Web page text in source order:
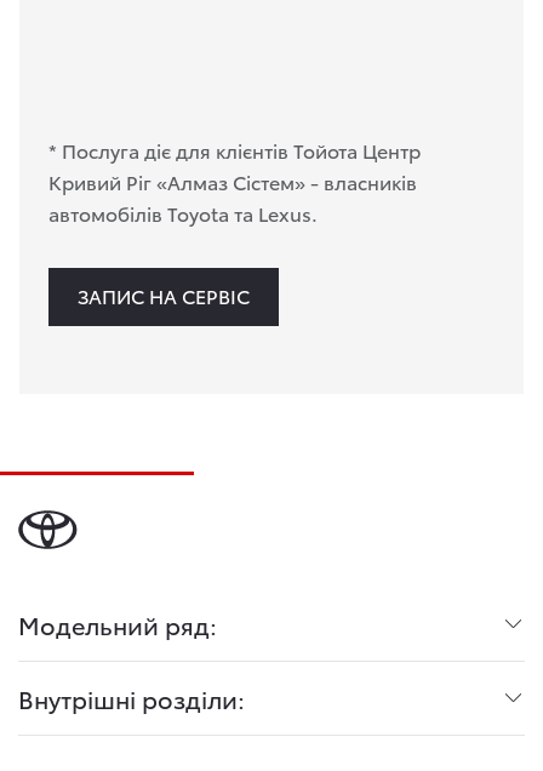
* Послуга діє для клієнтів Тойота Центр
Кривий Ріг «Алмаз Сістем» - власників
автомобілів Toyota та Lexus.
ЗАПИС НА СЕРВІС
Модельний ряд:
Внутрішні розділи: